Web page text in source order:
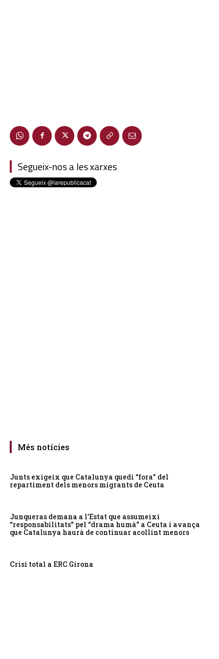
Segueix-nos a les xarxes
Més notícies
Junts exigeix que Catalunya quedi “fora” del
repartiment dels menors migrants de Ceuta
Junqueras demana a l’Estat que assumeixi
“responsabilitats” pel “drama humà” a Ceuta i avança
que Catalunya haurà de continuar acollint menors
Crisi total a ERC Girona